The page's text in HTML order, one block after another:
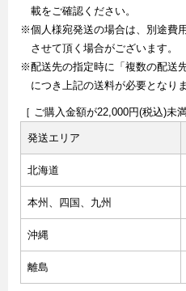
載をご確認ください。
※個人様宛発送の場合は、別途費
させて頂く場合がございます。
※配送先の指定時に「複数の配送
につき上記の送料が必要となり
［ ご購入金額が22,000円(税込)未
発送エリア
北海道
本州、四国、九州
沖縄
離島